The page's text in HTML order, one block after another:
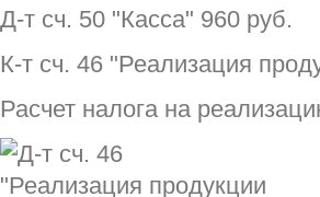
Д-т сч. 50 "Касса" 960 руб.
К-т сч. 46 "Реализация
Расчет налога на